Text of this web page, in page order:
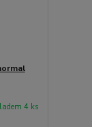
4 ks